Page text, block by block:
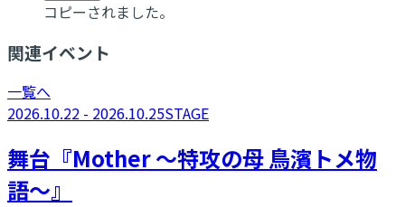
コピーされました。
関連イベント
一覧へ
2026.10.22 - 2026.10.25STAGE
舞台『Mother ～特攻の母 鳥濱トメ物
語～』